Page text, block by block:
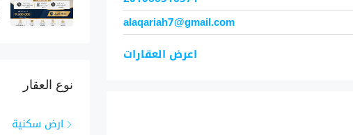
alaqariah7@gmail.com
اعرض العقارات
نوع العقار
ارض سكنية